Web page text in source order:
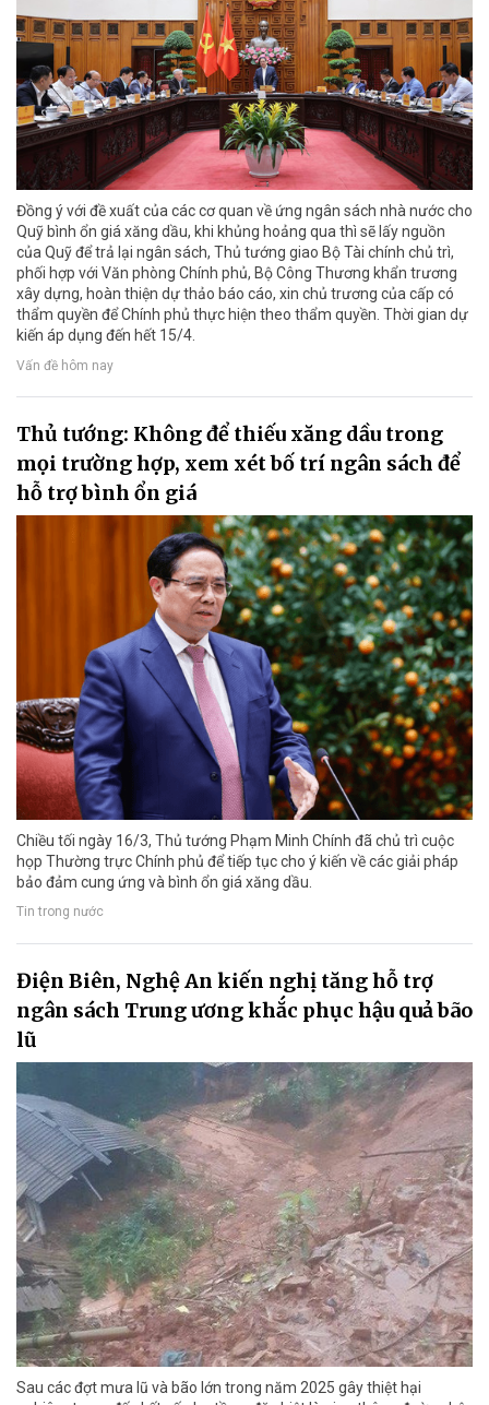
Đồng ý với đề xuất của các cơ quan về ứng ngân sách nhà nước cho
Quỹ bình ổn giá xăng dầu, khi khủng hoảng qua thì sẽ lấy nguồn
của Quỹ để trả lại ngân sách, Thủ tướng giao Bộ Tài chính chủ trì,
phối hợp với Văn phòng Chính phủ, Bộ Công Thương khẩn trương
xây dựng, hoàn thiện dự thảo báo cáo, xin chủ trương của cấp có
thẩm quyền để Chính phủ thực hiện theo thẩm quyền. Thời gian dự
kiến áp dụng đến hết 15/4.
Vấn đề hôm nay
Thủ tướng: Không để thiếu xăng dầu trong
mọi trường hợp, xem xét bố trí ngân sách để
hỗ trợ bình ổn giá
Chiều tối ngày 16/3, Thủ tướng Phạm Minh Chính đã chủ trì cuộc
họp Thường trực Chính phủ để tiếp tục cho ý kiến về các giải pháp
bảo đảm cung ứng và bình ổn giá xăng dầu.
Tin trong nước
Điện Biên, Nghệ An kiến nghị tăng hỗ trợ
ngân sách Trung ương khắc phục hậu quả bão
lũ
Sau các đợt mưa lũ và bão lớn trong năm 2025 gây thiệt hại